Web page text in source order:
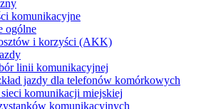
komunikacyjne
ogólne
i korzyści (AKK)
linii komunikacyjnej
jazdy dla telefonów komórkowych
sieci komunikacji miejskiej
komunikacyjnych